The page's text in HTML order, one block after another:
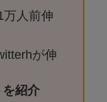
万人前伸
が伸
紹介